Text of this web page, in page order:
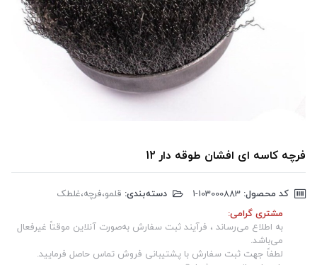
فرچه کاسه ای افشان طوقه دار 12
کد محصول: دسته‌بندی: قلمو،فرچه،غلطک
مشتری گرامی:
به اطلاع می‌رساند ، فرآیند ثبت سفارش به‌صورت آنلاین موقتاً غیرفعال
می‌باشد.
لطفاً جهت ثبت سفارش با پشتیبانی فروش تماس حاصل فرمایید.